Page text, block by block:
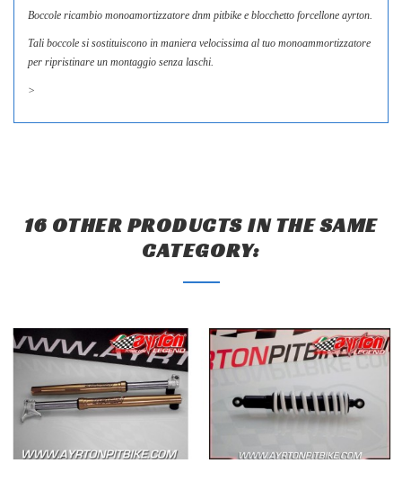
Boccole ricambio monoamortizzatore dnm pitbike e blocchetto forcellone ayrton.
Tali boccole si sostituiscono in maniera velocissima al tuo monoammortizzatore
per ripristinare un montaggio senza laschi.
>
16 OTHER PRODUCTS IN THE SAME
CATEGORY:
WISHLIST NAME
You need to be logged in to save products in your wishlist.